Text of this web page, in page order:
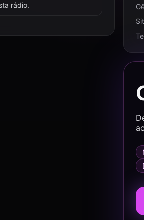
rádio.